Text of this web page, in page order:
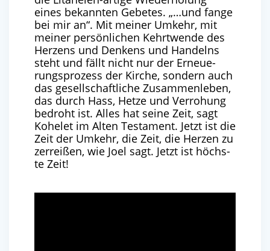
eines bekann­ten Gebe­tes. „…und fan­ge
bei mir an“. Mit mei­ner Umkehr, mit
mei­ner per­sön­li­chen Kehrt­wen­de des
Her­zens und Den­kens und Han­delns
steht und fällt nicht nur der Erneue­
rungs­pro­zess der Kir­che, son­dern auch
das gesell­schaft­li­che Zusam­men­le­ben,
das durch Hass, Het­ze und Ver­ro­hung
bedroht ist. Alles hat sei­ne Zeit, sagt
Kohe­let im Alten Tes­ta­ment. Jetzt ist die
Zeit der Umkehr, die Zeit, die Her­zen zu
zer­rei­ßen, wie Joel sagt. Jetzt ist höchs­
te Zeit!